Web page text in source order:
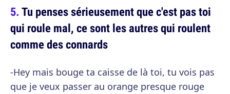
Tu penses sérieusement que c'est pas toi
qui roule mal, ce sont les autres qui roulent
comme des connards
-Hey mais bouge ta caisse de là toi, tu vois pas
que je veux passer au orange presque rouge